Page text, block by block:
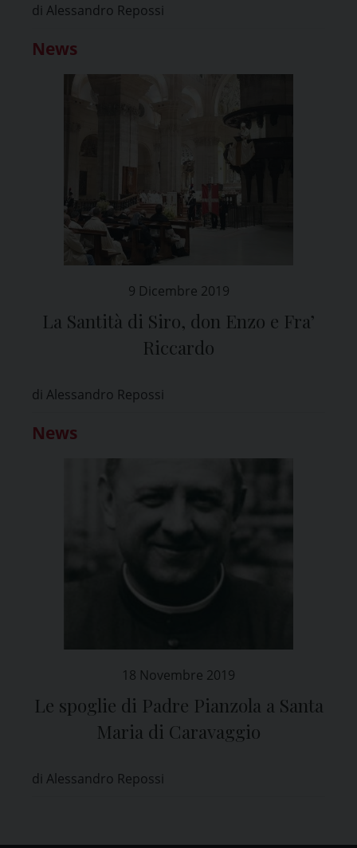
di Alessandro Repossi
News
9 Dicembre 2019
La Santità di Siro, don Enzo e Fra’
Riccardo
di Alessandro Repossi
News
18 Novembre 2019
Le spoglie di Padre Pianzola a Santa
Maria di Caravaggio
di Alessandro Repossi